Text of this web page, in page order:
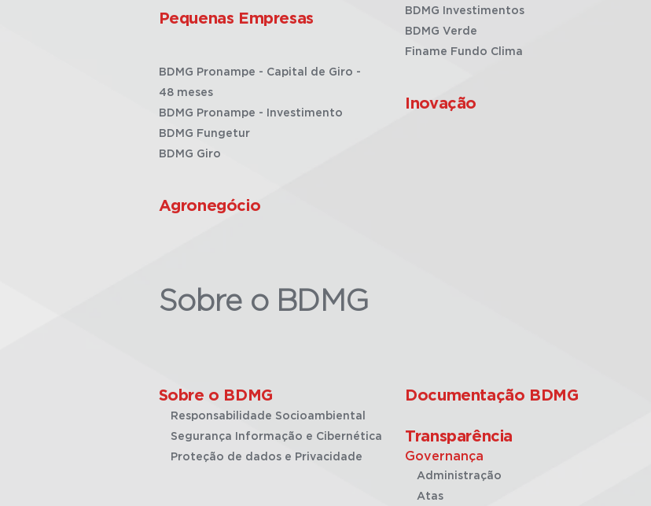
Pequenas Empresas
BDMG Pronampe - Capital de Giro -
48 meses
BDMG Pronampe - Investimento
BDMG Fungetur
BDMG Giro
Agronegócio
BDMG Investimentos
BDMG Verde
Finame Fundo Clima
Inovação
Sobre o BDMG
Sobre o BDMG
Responsabilidade Socioambiental
Segurança Informação e Cibernética
Proteção de dados e Privacidade
Documentação BDMG
Transparência
Governança
Administração
Atas